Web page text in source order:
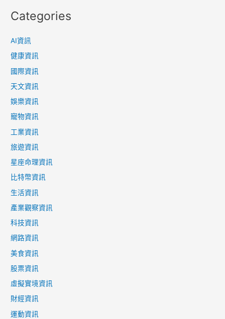
Categories
AI資訊
健康資訊
國際資訊
天文資訊
娛樂資訊
寵物資訊
工業資訊
旅遊資訊
星座命理資訊
比特幣資訊
生活資訊
產業觀察資訊
科技資訊
網路資訊
美食資訊
股票資訊
虛擬實境資訊
財經資訊
運動資訊